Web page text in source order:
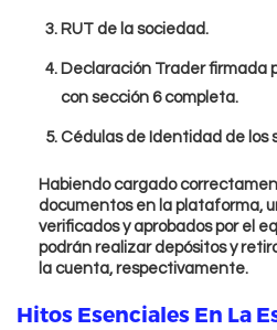
RUT de la sociedad.
Declaración Trader firmada
con sección 6 completa.
Cédulas de Identidad de los
Habiendo cargado
documentos en la plataforma,
verificados y aprobados por el
podrán realizar depósitos y
la cuenta, respectivamente.
Hitos Esenciales En La